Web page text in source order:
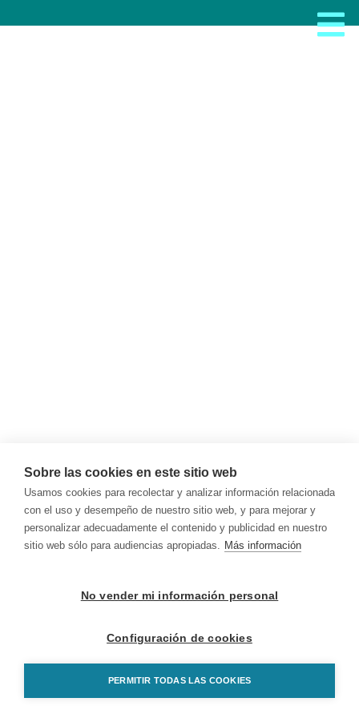
Sobre las cookies en este sitio web
Usamos cookies para recolectar y analizar información relacionada
con el uso y desempeño de nuestro sitio web, y para mejorar y
personalizar adecuadamente el contenido y publicidad en nuestro
sitio web sólo para audiencias apropiadas. Más información
No vender mi información personal
Configuración de cookies
PERMITIR TODAS LAS COOKIES